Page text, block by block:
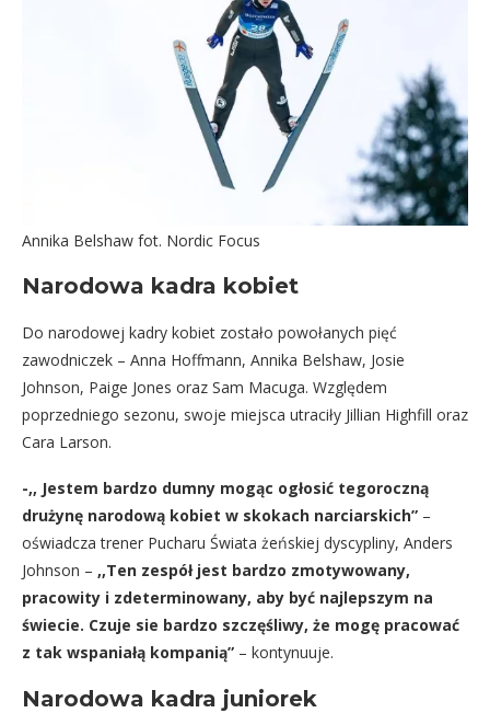
Annika Belshaw fot. Nordic Focus
Narodowa kadra kobiet
Do narodowej kadry kobiet zostało powołanych pięć
zawodniczek – Anna Hoffmann, Annika Belshaw, Josie
Johnson, Paige Jones oraz Sam Macuga. Względem
poprzedniego sezonu, swoje miejsca utraciły Jillian Highfill oraz
Cara Larson.
-,, Jestem bardzo dumny mogąc ogłosić tegoroczną
drużynę narodową kobiet w skokach narciarskich” –
oświadcza trener Pucharu Świata żeńskiej dyscypliny, Anders
Johnson – ,,Ten zespół jest bardzo zmotywowany,
pracowity i zdeterminowany, aby być najlepszym na
świecie. Czuje sie bardzo szczęśliwy, że mogę pracować
z tak wspaniałą kompanią” – kontynuuje.
Narodowa kadra juniorek